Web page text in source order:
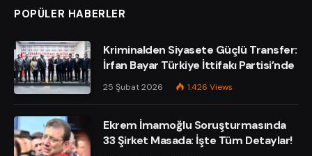
POPÜLER HABERLER
Kriminalden Siyasete Güçlü Transfer:
İrfan Bayar Türkiye İttifakı Partisi’nde
25 Şubat 2026 1.426 Views
Ekrem İmamoğlu Soruşturmasında
33 Şirket Masada: İşte Tüm Detaylar!